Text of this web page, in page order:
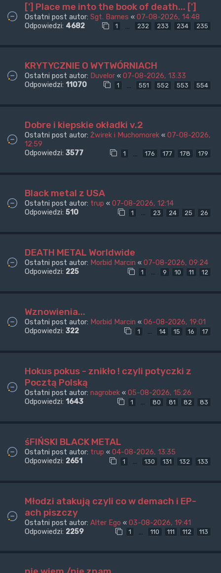
['] Place me into the book of death... [']
Ostatni post autor: Sgt. Barnes « 07-08-2026, 14:48
Odpowiedzi: 4682 1 … 232 233 234 235
KRYTYCZNIE O WYTWÓRNIACH
Ostatni post autor: Duvelor « 07-08-2026, 13:33
Odpowiedzi: 11070 1 … 551 552 553 554
Dobre i kiepskie okładki v.2
Ostatni post autor: Żwirek i Muchomorek « 07-08-2026,
12:59
Odpowiedzi: 3577 1 176 177 178 179
Black metal z USA
Ostatni post autor: trup « 07-08-2026, 12:14
Odpowiedzi: 510 1 … 23 24 25 26
DEATH METAL Worldwide
Ostatni post autor: Morbid Marcin « 07-08-2026, 09:24
Odpowiedzi: 225 1 … 9 10 11 12
Wznowienia...
Ostatni post autor: Morbid Marcin « 06-08-2026, 19:01
Odpowiedzi: 322 1 … 14 15 16 17
Hokus pokus - znikło ! czyli potyczki z
Pocztą Polską
Ostatni post autor: nagrobek « 05-08-2026, 15:26
Odpowiedzi: 1643 1 … 80 81 82 83
śFIŃSKI BLACK METAL
Ostatni post autor: trup « 04-08-2026, 13:35
Odpowiedzi: 2651 1 … 130 131 132 133
Młodzi atakują czyli co w demach i EP-
ach piszczy
Ostatni post autor: Alter Ego « 03-08-2026, 19:41
Odpowiedzi: 2259 1 … 110 111 112 113